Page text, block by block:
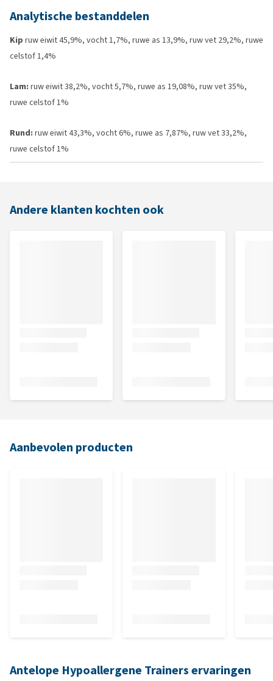
Analytische bestanddelen
Kip ruw eiwit 45,9%, vocht 1,7%, ruwe as 13,9%, ruw vet 29,2%, ruwe
celstof 1,4%
Lam: ruw eiwit 38,2%, vocht 5,7%, ruwe as 19,08%, ruw vet 35%,
ruwe celstof 1%
Rund: ruw eiwit 43,3%, vocht 6%, ruwe as 7,87%, ruw vet 33,2%,
ruwe celstof 1%
Andere klanten kochten ook
Aanbevolen producten
Antelope Hypoallergene Trainers ervaringen